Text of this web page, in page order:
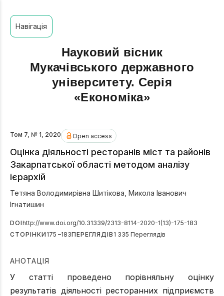
Навігація
Науковий вісник
Мукачівського державного
університету. Серія
«Економіка»
Том 7, № 1, 2020 Open access
Оцінка діяльності ресторанів міст та районів
Закарпатської області методом аналізу
ієрархій
Тетяна Володимирівна Шитікова Микола Іванович
Ігнатишин
DOIhttp://www.doi.org/10.31339/2313-8114-2020-1(13)-175-183
СТОРІНКИ 175 –183ПЕРЕГЛЯДІВ 1 335 Переглядів
АНОТАЦІЯ
У статті проведено порівняльну оцінку
результатів діяльності ресторанних підприємств